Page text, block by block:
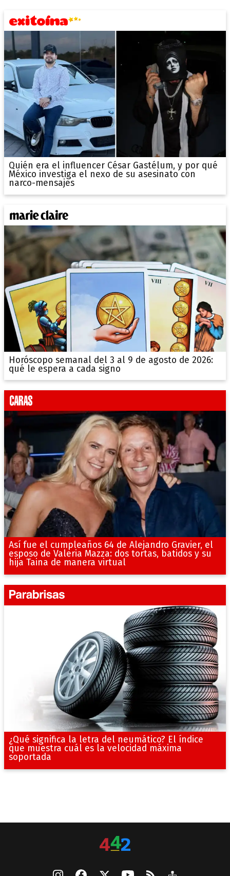
Quién era el influencer César Gastélum, y por qué
México investiga el nexo de su asesinato con
narco-mensajes
Horóscopo semanal del 3 al 9 de agosto de 2026:
qué le espera a cada signo
Así fue el cumpleaños 64 de Alejandro Gravier, el
esposo de Valeria Mazza: dos tortas, batidos y su
hija Taina de manera virtual
¿Qué significa la letra del neumático? El índice
que muestra cuál es la velocidad máxima
soportada